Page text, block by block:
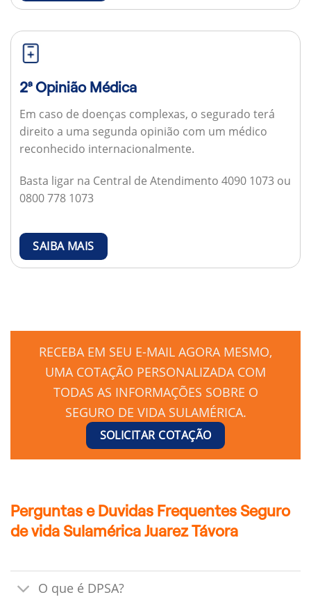
2ª Opinião Médica
Em caso de doenças complexas, o segurado terá
direito a uma segunda opinião com um médico
reconhecido internacionalmente.
Basta ligar na Central de Atendimento 4090 1073 ou
0800 778 1073
SAIBA MAIS
RECEBA EM SEU E-MAIL AGORA MESMO,
UMA COTAÇÃO PERSONALIZADA COM
TODAS AS INFORMAÇÕES SOBRE O
SEGURO DE VIDA SULAMÉRICA.
SOLICITAR COTAÇÃO
Perguntas e Duvidas Frequentes Seguro
de vida Sulamérica Juarez Távora
O que é DPSA?